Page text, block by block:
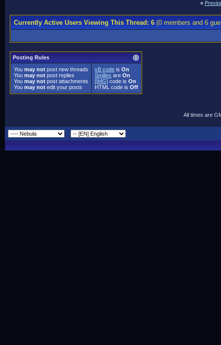
«
Currently Active Users Viewing This Thread: 6(0 members and 6
Posting Rules
You may not post new threads
You may not post replies
You may not post attachments
You may not edit your posts
vB code is On
Smilies are On
[IMG] code is On
HTML code is Off
All times are